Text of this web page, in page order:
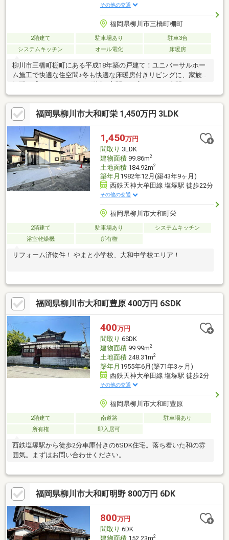
その他の交通
福岡県柳川市三橋町棚町
2階建て 駐車場あり
駐車3台
システムキッチン
オール電化 床暖房
柳川市三橋町棚町にある平成18年築の戸建て！ユニバーサルホー
ム施工で快適な住空間♪冬も快適な床暖房付きリビングに、家族の
気配を感じられるリビング階段♪玄関には広々とした土間コンスペ
ースがあり、収納や趣味にも活用OK！さらに、リビング続きの洋
室や書斎（2階）もあり、多彩なライフスタイルに対応◎快適＆便
利な住まいをぜひご覧ください！
福岡県柳川市大和町栄 1,450万円 3LDK
1,450万円
間取り 3LDK
建物面積99.86m2
土地面積184.92m2
築年月 1982年12月(築43年9ヶ月)
西鉄天神大牟田線 塩塚駅 徒歩22分
その他の交通
福岡県柳川市大和町栄
2階建て 駐車場あり
システムキッチン
浴室乾燥機
所有権
リフォーム済物件！ やまと小学校、大和中学校エリア！
福岡県柳川市大和町豊原 400万円 6SDK
400万円
間取り 6SDK
建物面積99.99m2
土地面積248.31m2
築年月 1955年6月(築71年3ヶ月)
西鉄天神大牟田線 塩塚駅 徒歩2分
その他の交通
福岡県柳川市大和町豊原
2階建て 南道路
駐車場あり
所有権
即入居可
西鉄塩塚駅から徒歩2分車庫付きの6SDK住宅。落ち着いた和の雰
囲気。まずはお問い合わせください。
福岡県柳川市大和町明野 800万円 6DK
800万円
間取り 6DK
建物面積152.23m2